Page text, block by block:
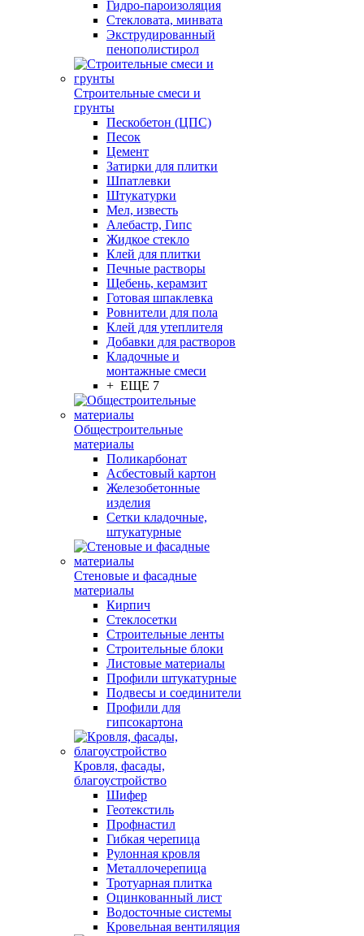
Гидро-пароизоляция
Стекловата, минвата
Экструдированный
пенополистирол
Строительные смеси и
грунты
Пескобетон (ЦПС)
Песок
Цемент
Затирки для плитки
Шпатлевки
Штукатурки
Мел, известь
Алебастр, Гипс
Жидкое стекло
Клей для плитки
Печные растворы
Щебень, керамзит
Готовая шпаклевка
Ровнители для пола
Клей для утеплителя
Добавки для растворов
Кладочные и
монтажные смеси
+ ЕЩЕ 7
Общестроительные
материалы
Поликарбонат
Асбестовый картон
Железобетонные
изделия
Сетки кладочные,
штукатурные
Стеновые и фасадные
материалы
Кирпич
Стеклосетки
Строительные ленты
Строительные блоки
Листовые материалы
Профили штукатурные
Подвесы и соединители
Профили для
гипсокартона
Кровля, фасады,
благоустройство
Шифер
Геотекстиль
Профнастил
Гибкая черепица
Рулонная кровля
Металлочерепица
Тротуарная плитка
Оцинкованный лист
Водосточные системы
Кровельная вентиляция